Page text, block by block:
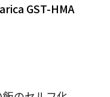
GST-HMA